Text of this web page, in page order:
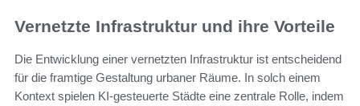
Vernetzte Infrastruktur und ihre Vorteile
Die Entwicklung einer vernetzten Infrastruktur ist entscheidend
für die framtige Gestaltung urbaner Räume. In solch einem
Kontext spielen KI-gesteuerte Städte eine zentrale Rolle, indem